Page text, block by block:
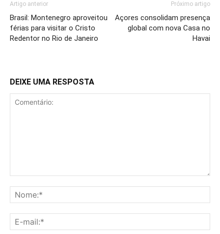
Artigo anterior
Brasil: Montenegro aproveitou
férias para visitar o Cristo
Redentor no Rio de Janeiro
Próximo artigo
Açores consolidam presença
global com nova Casa no
Havai
DEIXE UMA RESPOSTA